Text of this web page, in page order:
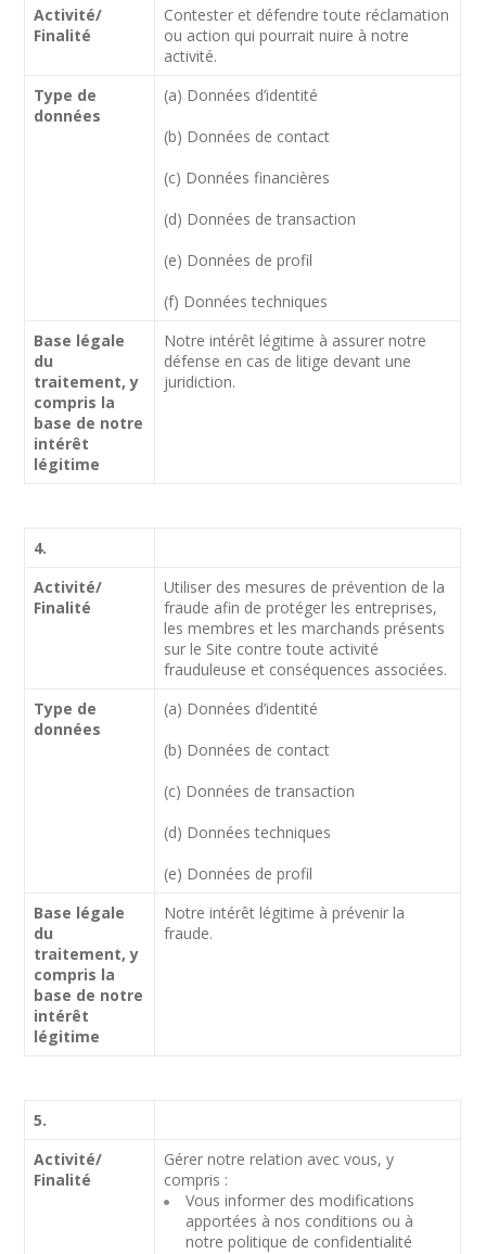
Activité/
Finalité
Contester et défendre toute réclamation
ou action qui pourrait nuire à notre
activité.
Type de
données
(a) Données d’identité
(b) Données de contact
(c) Données financières
(d) Données de transaction
(e) Données de profil
(f) Données techniques
Base légale
du
traitement, y
compris la
base de notre
intérêt
légitime
Notre intérêt légitime à assurer notre
défense en cas de litige devant une
juridiction.
4.
Activité/
Finalité
Utiliser des mesures de prévention de la
fraude afin de protéger les entreprises,
les membres et les marchands présents
sur le Site contre toute activité
frauduleuse et conséquences associées.
Type de
données
(a) Données d’identité
(b) Données de contact
(c) Données de transaction
(d) Données techniques
(e) Données de profil
Base légale
du
traitement, y
compris la
base de notre
intérêt
légitime
Notre intérêt légitime à prévenir la
fraude.
5.
Activité/
Finalité
Gérer notre relation avec vous, y
compris :
Vous informer des modifications
apportées à nos conditions ou à
notre politique de confidentialité